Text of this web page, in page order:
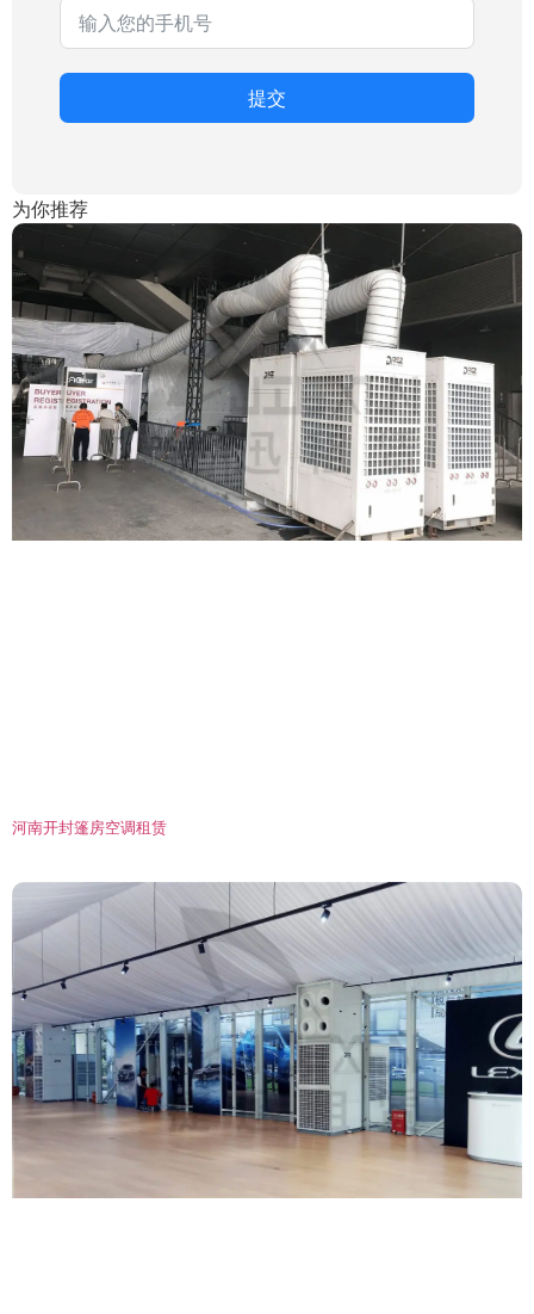
提交
为你推荐
河南开封篷房空调租赁